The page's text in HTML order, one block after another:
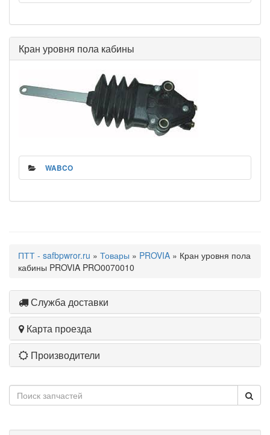
Кран уровня пола кабины
WABCO
ПТТ - safbpwror.ru » Товары » PROVIA » Кран уровня пола
кабины PROVIA PRO0070010
Служба доставки
Карта проезда
Производители